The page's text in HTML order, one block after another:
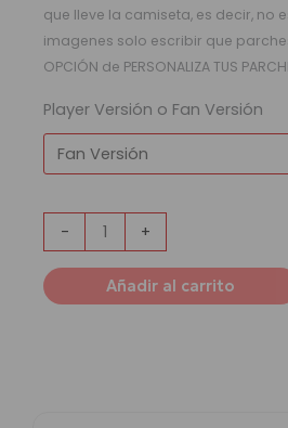
que lleve la camiseta, es decir, no
imagenes solo escribir que
OPCIÓN de PERSONALIZA TUS
Player Versión o Fan Versión
- +
Añadir al carrito